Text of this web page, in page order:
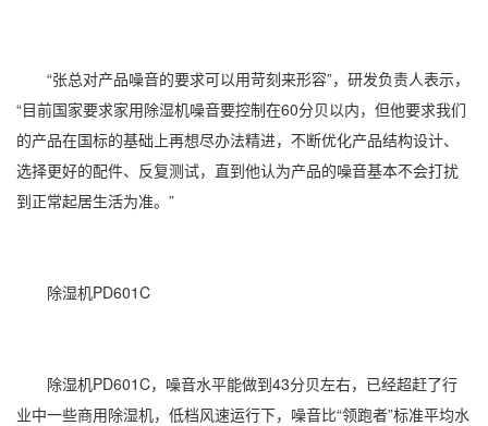
“张总对产品噪音的要求可以用苛刻来形容”，研发负责人表示，
“目前国家要求家用除湿机噪音要控制在60分贝以内，但他要求我们
的产品在国标的基础上再想尽办法精进，不断优化产品结构设计、
选择更好的配件、反复测试，直到他认为产品的噪音基本不会打扰
到正常起居生活为准。”
除湿机PD601C
除湿机PD601C，噪音水平能做到43分贝左右，已经超赶了行
业中一些商用除湿机，低档风速运行下，噪音比“领跑者”标准平均水